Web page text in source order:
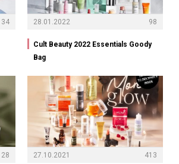
34
28
28.01.2022 98
Cult Beauty 2022 Essentials Goody
Bag
27.10.2021 413